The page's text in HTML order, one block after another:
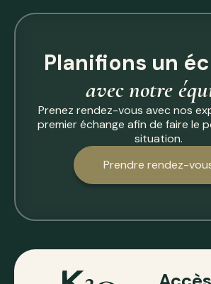
Planifions un
avec notre
Prenez rendez-vous avec nos
premier échange afin de faire le
situation.
Prendre rendez-